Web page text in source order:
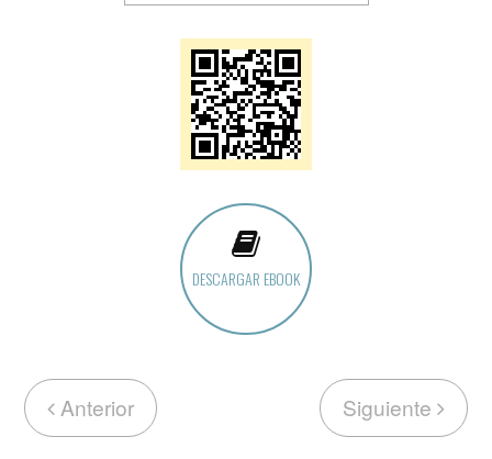
DESCARGAR EBOOK
Anterior Siguiente